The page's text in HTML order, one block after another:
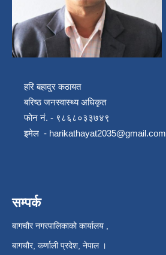
हरि बहादुर कठायत
बरिष्ठ जनस्वास्थ्य अधिकृत
फोन नं. - ९८६८०३३७४९
इमेल - harikathayat2035@gmail.com
सम्पर्क
बागचौर नगरपालिकाको कार्यालय ,
बागचौर, कर्णाली प्रदेश, नेपाल ।